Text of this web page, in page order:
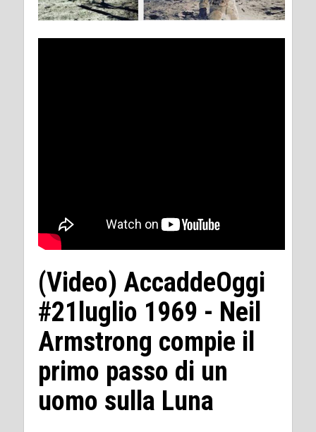
(Video) AccaddeOggi
#21luglio 1969 - Neil
Armstrong compie il
primo passo di un
uomo sulla Luna